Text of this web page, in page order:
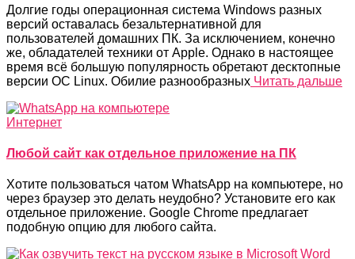
Долгие годы операционная система Windows разных
версий оставалась безальтернативной для
пользователей домашних ПК. За исключением, конечно
же, обладателей техники от Apple. Однако в настоящее
время всё большую популярность обретают десктопные
версии ОС Linux. Обилие разнообразных Читать дальше
Интернет
Любой сайт как отдельное приложение на ПК
Хотите пользоваться чатом WhatsApp на компьютере, но
через браузер это делать неудобно? Установите его как
отдельное приложение. Google Chrome предлагает
подобную опцию для любого сайта.